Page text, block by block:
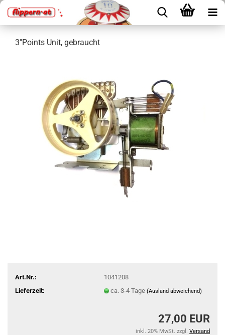
3"Points Unit, gebraucht
Art.Nr.:
1041208
Lieferzeit:
ca. 3-4 Tage (Ausland abweichend)
27,00 EUR
inkl. 20% MwSt. zzgl. Versand